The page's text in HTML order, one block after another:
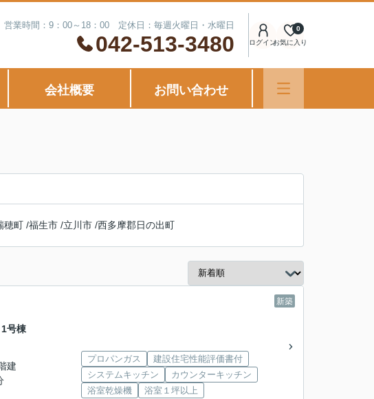
営業時間：9：00～18：00 定休日：毎週火曜日・水曜日
042-513-3480 ログインお気に入り
0
会社概要 お問い合わせ
穂町 /福生市 /立川市 /西多摩郡日の出町
新築
号棟
建
プロパンガス
建設住宅性能評価書付
システムキッチン
カウンターキッチン
浴室乾燥機
浴室１坪以上